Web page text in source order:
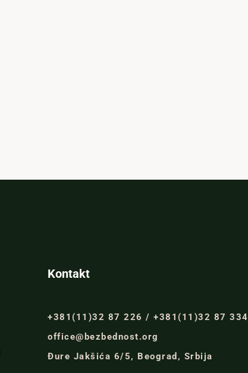
Kontakt
+381(11)32 87 226 / +381(11)32 87 334
office@bezbednost.org
Đure Jakšića 6/5, Beograd, Srbija